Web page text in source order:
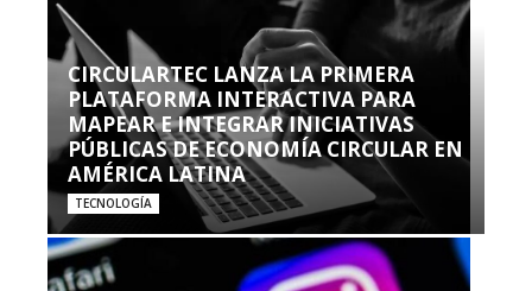
CIRCULARTEC LANZA LA PRIMERA
PLATAFORMA INTERACTIVA PARA
MAPEAR E INTEGRAR INICIATIVAS
PÚBLICAS DE ECONOMÍA CIRCULAR EN
AMÉRICA LATINA
TECNOLOGÍA